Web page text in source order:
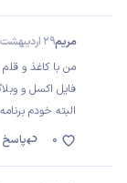
مریم29 اردیبهشت 1394
من با کاغذ و
فایل اکسل و
البته خودم
پاسخ
0